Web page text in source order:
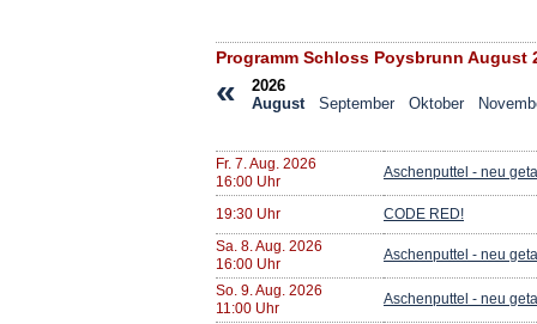
Programm Schloss Poysbrunn August
«
2026
August
September Oktober
Fr. 7. Aug. 2026
16:00 Uhr
Aschenputtel - neu
19:30 Uhr
CODE RED!
Sa. 8. Aug. 2026
16:00 Uhr
Aschenputtel - neu
So. 9. Aug. 2026
11:00 Uhr
Aschenputtel - neu